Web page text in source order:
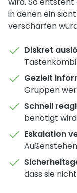
in denen ein
verschärfen
Diskret
Gezielt
Gruppen
Schnell
benötigt wird
Eskalation
dass sie